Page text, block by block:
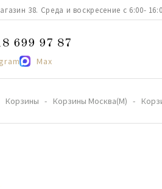
38. Среда и воскресение с 6:00-
699 97 87
Max
Корзины Корзины Москва(М)